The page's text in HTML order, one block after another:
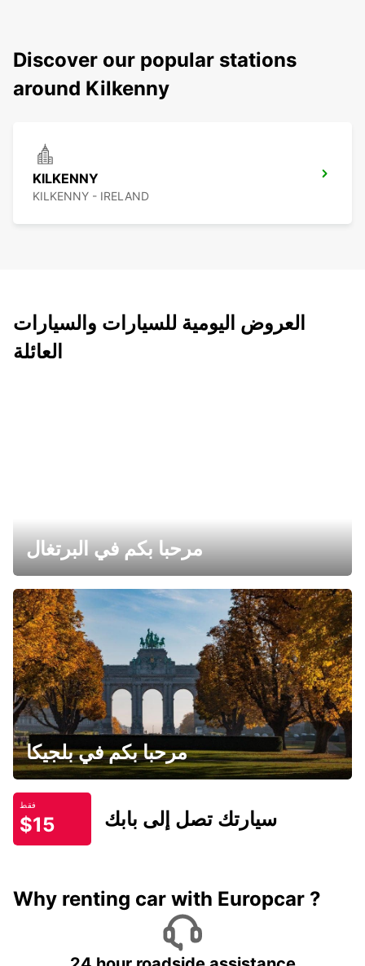
Discover our popular stations
around Kilkenny
KILKENNY
KILKENNY - IRELAND
العروض اليومية للسيارات والسيارات
العائلة
مرحبا بكم في البرتغال
مرحبا بكم في بلجيكا
فقط
$15 سيارتك تصل إلى بابك
Why renting car with Europcar ?